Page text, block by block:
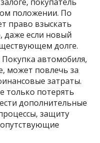
положении. По
право взыскать
даже если новый
долге.
Покупка автомобиля,
может повлечь за
затраты.
только потерять
дополнительные
защиту